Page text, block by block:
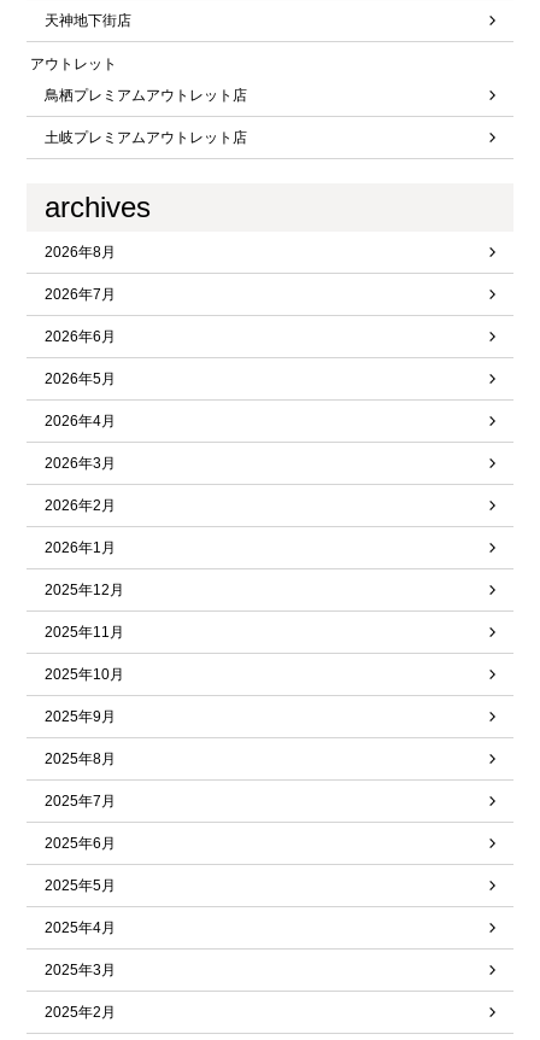
天神地下街店
アウトレット
鳥栖プレミアムアウトレット店
土岐プレミアムアウトレット店
archives
2026年8月
2026年7月
2026年6月
2026年5月
2026年4月
2026年3月
2026年2月
2026年1月
2025年12月
2025年11月
2025年10月
2025年9月
2025年8月
2025年7月
2025年6月
2025年5月
2025年4月
2025年3月
2025年2月